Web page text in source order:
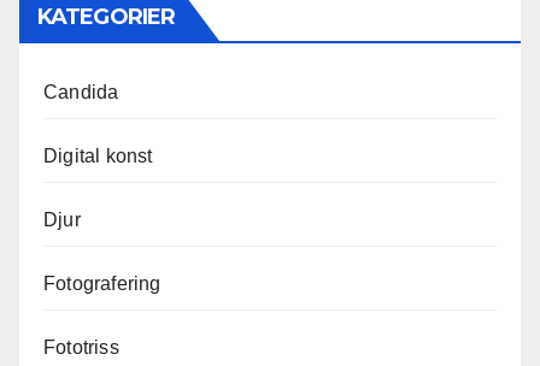
KATEGORIER
Candida
Digital konst
Djur
Fotografering
Fototriss